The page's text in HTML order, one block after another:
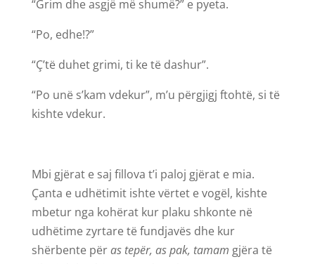
“Grim dhe asgjë më shumë?” e pyeta.
“Po, edhe!?”
“Ç’të duhet grimi, ti ke të dashur”.
“Po unë s’kam vdekur”, m’u përgjigj ftohtë, si të
kishte vdekur.
Mbi gjërat e saj fillova t’i paloj gjërat e mia.
Çanta e udhëtimit ishte vërtet e vogël, kishte
mbetur nga kohërat kur plaku shkonte në
udhëtime zyrtare të fundjavës dhe kur
shërbente përas tepër, as pak, tamam gjëra të